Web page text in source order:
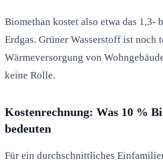
Biomethan kostet also etwa das 1,3-
Erdgas. Grüner Wasserstoff ist noch
Wärmeversorgung von
keine Rolle.
Kostenrechnung: Was 10 %
bedeuten
Für ein durchschnittliches